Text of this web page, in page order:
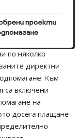
проекти
по няколко
директни
Към
са включени
на
досега плащане